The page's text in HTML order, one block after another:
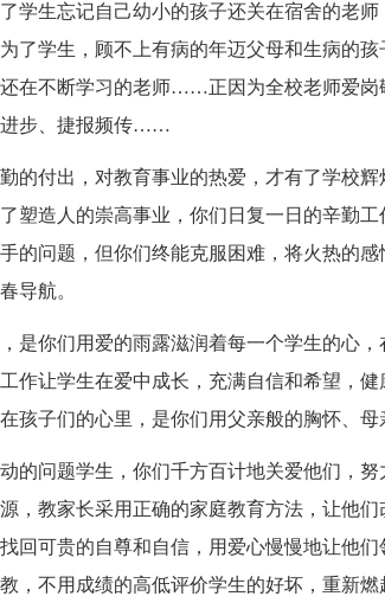
学生忘记自己幼小的孩子还关在宿舍的老
了学生，顾不上有病的年迈父母和生病的
在不断学习的老师……正因为全校老师爱岗
进步、捷报频传……
的付出，对教育事业的热爱，才有了学校
塑造人的崇高事业，你们日复一日的辛勤
的问题，但你们终能克服困难，将火热的
导航。
是你们用爱的雨露滋润着每一个学生的心
作让学生在爱中成长，充满自信和希望，
孩子们的心里，是你们用父亲般的胸怀、母
的问题学生，你们千方百计地关爱他们，
，教家长采用正确的家庭教育方法，让他
回可贵的自尊和自信，用爱心慢慢地让他
，不用成绩的高低评价学生的好坏，重新燃